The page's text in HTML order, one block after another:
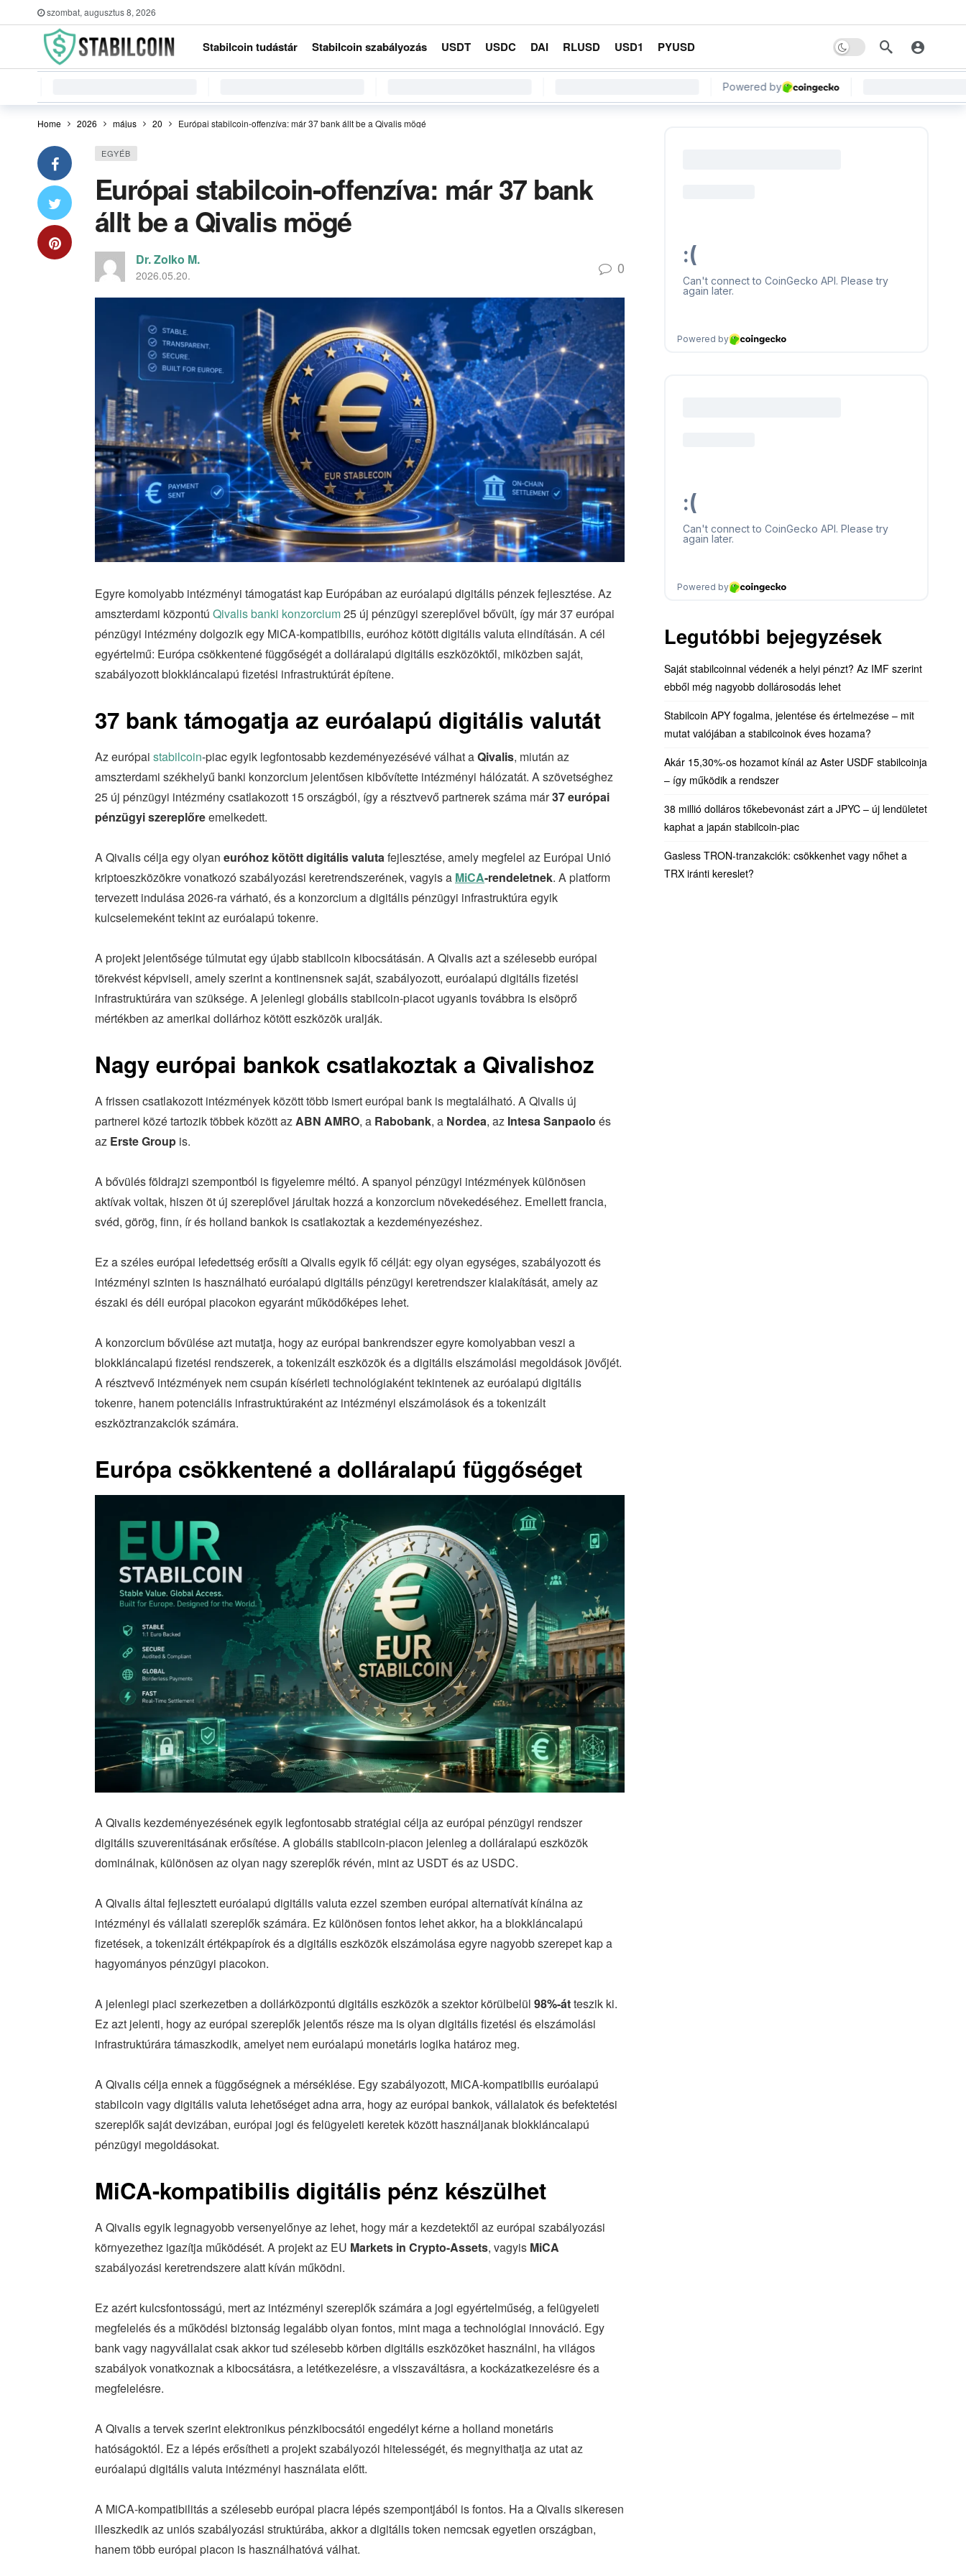
szombat, augusztus 8, 2026
Stabilcoin tudástár Stabilcoin szabályozás USDT USDC DAI RLUSD USD1 PYUSD
Home 2026 május 20 Európai stabilcoin-offenzíva: már 37 bank állt be a Qivalis mögé
EGYÉB
Európai stabilcoin-offenzíva: már 37 bank
állt be a Qivalis mögé
Dr. Zolko M.
2026.05.20. 0
Egyre komolyabb intézményi támogatást kap Európában az euróalapú digitális pénzek fejlesztése. Az
amszterdami központú Qivalis banki konzorcium25 új pénzügyi szereplővel bővült, így már 37 európai
pénzügyi intézmény dolgozik egy MiCA-kompatibilis, euróhoz kötött digitális valuta elindításán. A cél
egyértelmű: Európa csökkentené függőségét a dolláralapú digitális eszközöktől, miközben saját,
szabályozott blokkláncalapú fizetési infrastruktúrát építene.
37 bank támogatja az euróalapú digitális valutát
Az európai stabilcoin-piac egyik legfontosabb kezdeményezésévé válhat aQivalis, miután az
amszterdami székhelyű banki konzorcium jelentősen kibővítette intézményi hálózatát. A szövetséghez
25 új pénzügyi intézmény csatlakozott 15 országból, így a résztvevő partnerek száma már37 európai
pénzügyi szereplőreemelkedett.
A Qivalis célja egy olyan euróhoz kötött digitális valutafejlesztése, amely megfelel az Európai Unió
kriptoeszközökre vonatkozó szabályozási keretrendszerének, vagyis a MiCA-rendeletnek. A platform
tervezett indulása 2026-ra várható, és a konzorcium a digitális pénzügyi infrastruktúra egyik
kulcselemeként tekint az euróalapú tokenre.
A projekt jelentősége túlmutat egy újabb stabilcoin kibocsátásán. A Qivalis azt a szélesebb európai
törekvést képviseli, amely szerint a kontinensnek saját, szabályozott, euróalapú digitális fizetési
infrastruktúrára van szüksége. A jelenlegi globális stabilcoin-piacot ugyanis továbbra is elsöprő
mértékben az amerikai dollárhoz kötött eszközök uralják.
Nagy európai bankok csatlakoztak a Qivalishoz
A frissen csatlakozott intézmények között több ismert európai bank is megtalálható. A Qivalis új
partnerei közé tartozik többek között az ABN AMRO, a Rabobank, a Nordea, az Intesa Sanpaolo és
az Erste Group is.
A bővülés földrajzi szempontból is figyelemre méltó. A spanyol pénzügyi intézmények különösen
aktívak voltak, hiszen öt új szereplővel járultak hozzá a konzorcium növekedéséhez. Emellett francia,
svéd, görög, finn, ír és holland bankok is csatlakoztak a kezdeményezéshez.
Ez a széles európai lefedettség erősíti a Qivalis egyik fő célját: egy olyan egységes, szabályozott és
intézményi szinten is használható euróalapú digitális pénzügyi keretrendszer kialakítását, amely az
északi és déli európai piacokon egyaránt működőképes lehet.
A konzorcium bővülése azt mutatja, hogy az európai bankrendszer egyre komolyabban veszi a
blokkláncalapú fizetési rendszerek, a tokenizált eszközök és a digitális elszámolási megoldások jövőjét.
A résztvevő intézmények nem csupán kísérleti technológiaként tekintenek az euróalapú digitális
tokenre, hanem potenciális infrastruktúraként az intézményi elszámolások és a tokenizált
eszköztranzakciók számára.
Európa csökkentené a dolláralapú függőséget
A Qivalis kezdeményezésének egyik legfontosabb stratégiai célja az európai pénzügyi rendszer
digitális szuverenitásának erősítése. A globális stabilcoin-piacon jelenleg a dolláralapú eszközök
dominálnak, különösen az olyan nagy szereplők révén, mint az USDT és az USDC.
A Qivalis által fejlesztett euróalapú digitális valuta ezzel szemben európai alternatívát kínálna az
intézményi és vállalati szereplők számára. Ez különösen fontos lehet akkor, ha a blokkláncalapú
fizetések, a tokenizált értékpapírok és a digitális eszközök elszámolása egyre nagyobb szerepet kap a
hagyományos pénzügyi piacokon.
A jelenlegi piaci szerkezetben a dollárközpontú digitális eszközök a szektor körülbelül 98%-átteszik ki.
Ez azt jelenti, hogy az európai szereplők jelentős része ma is olyan digitális fizetési és elszámolási
infrastruktúrára támaszkodik, amelyet nem euróalapú monetáris logika határoz meg.
A Qivalis célja ennek a függőségnek a mérséklése. Egy szabályozott, MiCA-kompatibilis euróalapú
stabilcoin vagy digitális valuta lehetőséget adna arra, hogy az európai bankok, vállalatok és befektetési
szereplők saját devizában, európai jogi és felügyeleti keretek között használjanak blokkláncalapú
pénzügyi megoldásokat.
MiCA-kompatibilis digitális pénz készülhet
A Qivalis egyik legnagyobb versenyelőnye az lehet, hogy már a kezdetektől az európai szabályozási
környezethez igazítja működését. A projekt az EU Markets in Crypto-Assets, vagyis MiCA
szabályozási keretrendszere alatt kíván működni.
Ez azért kulcsfontosságú, mert az intézményi szereplők számára a jogi egyértelműség, a felügyeleti
megfelelés és a működési biztonság legalább olyan fontos, mint maga a technológiai innováció. Egy
bank vagy nagyvállalat csak akkor tud szélesebb körben digitális eszközöket használni, ha világos
szabályok vonatkoznak a kibocsátásra, a letétkezelésre, a visszaváltásra, a kockázatkezelésre és a
megfelelésre.
A Qivalis a tervek szerint elektronikus pénzkibocsátói engedélyt kérne a holland monetáris
hatóságoktól. Ez a lépés erősítheti a projekt szabályozói hitelességét, és megnyithatja az utat az
euróalapú digitális valuta intézményi használata előtt.
A MiCA-kompatibilitás a szélesebb európai piacra lépés szempontjából is fontos. Ha a Qivalis sikeresen
illeszkedik az uniós szabályozási struktúrába, akkor a digitális token nemcsak egyetlen országban,
hanem több európai piacon is használhatóvá válhat.
Legutóbbi bejegyzések
Saját stabilcoinnal védenék a helyi pénzt? Az IMF szerint
ebből még nagyobb dollárosodás lehet
Stabilcoin APY fogalma, jelentése és értelmezése – mit
mutat valójában a stabilcoinok éves hozama?
Akár 15,30%-os hozamot kínál az Aster USDF stabilcoinja
– így működik a rendszer
38 millió dolláros tőkebevonást zárt a JPYC – új lendületet
kaphat a japán stabilcoin-piac
Gasless TRON-tranzakciók: csökkenhet vagy nőhet a
TRX iránti kereslet?